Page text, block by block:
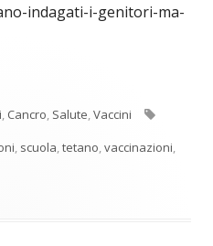
indagati-i-genitori-ma-
, Cancro, Salute,Vaccini
, scuola,tetano,vaccinazioni,